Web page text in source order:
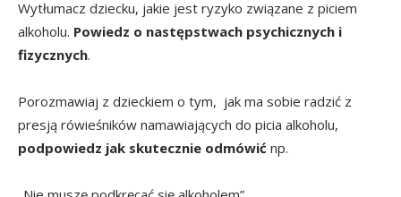
Wytłumacz dziecku, jakie jest ryzyko związane z piciem
alkoholu. Powiedz o następstwach psychicznych i
fizycznych.
Porozmawiaj z dzieckiem o tym, jak ma sobie radzić z
presją rówieśników namawiających do picia alkoholu,
podpowiedz jak skutecznie odmówić np.